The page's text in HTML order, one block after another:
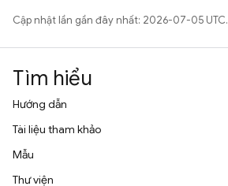
Cập nhật lần gần đây nhất: 2026-07-05 UTC.
Tìm hiểu
Hướng dẫn
Tài liệu tham khảo
Mẫu
Thư viện